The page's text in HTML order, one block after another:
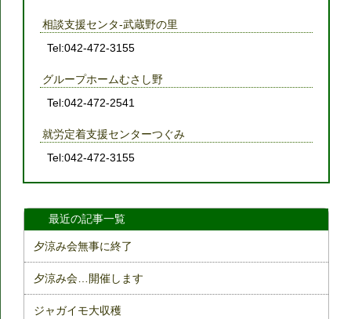
相談支援センタ-武蔵野の里
Tel:042-472-3155
グループホームむさし野
Tel:042-472-2541
就労定着支援センターつぐみ
Tel:042-472-3155
最近の記事一覧
夕涼み会無事に終了
夕涼み会…開催します
ジャガイモ大収穫